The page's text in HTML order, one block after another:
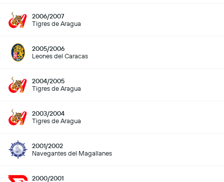
2006/2007
Tigres de Aragua
2005/2006
Leones del Caracas
2004/2005
Tigres de Aragua
2003/2004
Tigres de Aragua
2001/2002
Navegantes del Magallanes
2000/2001